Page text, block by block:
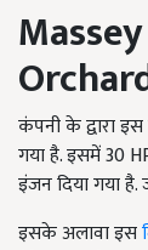
कंपनी के द्वारा
गया है. इसमें 30
इंजन दिया गया
इसके अलावा इस